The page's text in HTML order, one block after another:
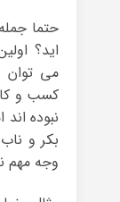
حتما
اید؟
می توان
کسب و
نبوده
بکر و
وجه مهم